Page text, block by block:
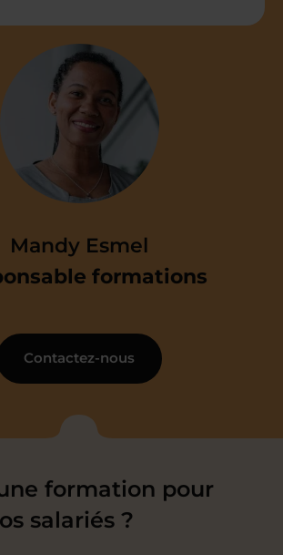
Mandy Esmel
formations
un
préalable
niveau
choisi spécialement pour
de façon fine un
de formation
faisons une
Contactez-nous
formation pour
salariés ?